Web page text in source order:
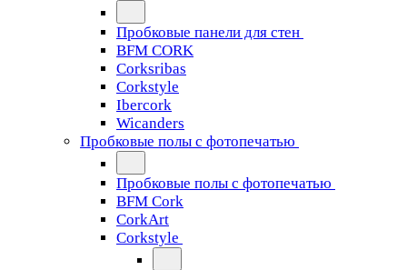
Пробковые панели для стен
BFM CORK
Corksribas
Corkstyle
Ibercork
Wicanders
Пробковые полы с фотопечатью
Пробковые полы с фотопечатью
BFM Cork
CorkArt
Corkstyle